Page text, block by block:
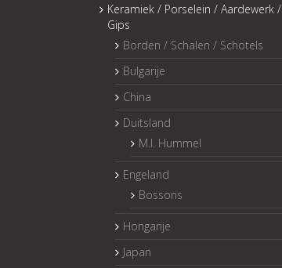
Keramiek / Porselein / Aardewerk /
Gips
Borden / Schalen / Schotels
Bulgarije
China
Duitsland
M.I. Hummel
Engeland
Bossons
Hongarije
Japan